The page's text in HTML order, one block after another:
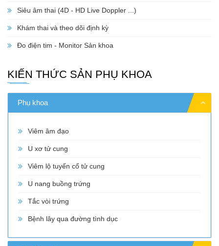
Siêu âm thai (4D - HD Live Doppler ...)
Khám thai và theo dõi định kỳ
Đo điện tim - Monitor Sản khoa
KIẾN THỨC SẢN PHỤ KHOA
Phụ khoa
Viêm âm đạo
U xơ tử cung
Viêm lộ tuyến cổ tử cung
U nang buồng trứng
Tắc vòi trứng
Bệnh lây qua đường tình dục